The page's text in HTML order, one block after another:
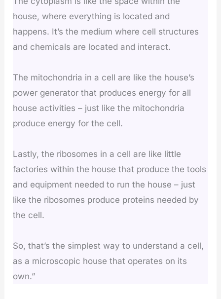
house, where everything is located and
happens. It’s the medium where cell structures
and chemicals are located and interact.
The mitochondria in a cell are like the house’s
power generator that produces energy for all
house activities – just like the mitochondria
produce energy for the cell.
Lastly, the ribosomes in a cell are like little
factories within the house that produce the tools
and equipment needed to run the house – just
like the ribosomes produce proteins needed by
the cell.
So, that’s the simplest way to understand a cell,
as a microscopic house that operates on its
own.”